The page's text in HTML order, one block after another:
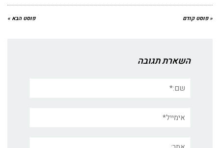
« פוסט קודם פוסט הבא »
השארת תגובה